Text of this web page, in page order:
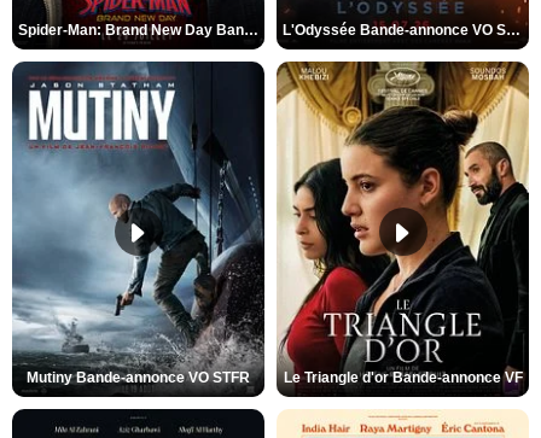
Spider-Man: Brand New Day Bande-annonce VO STFR L'Odyssée Bande-annonce VO STFR
Mutiny Bande-annonce VO STFR Le Triangle d'or Bande-annonce VF